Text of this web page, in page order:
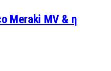
Meraki MV & η